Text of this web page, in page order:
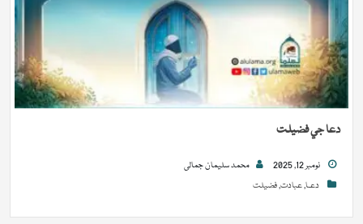
دعا جي فضيلت
نومبر 12, 2025
محمد سلیمان جمالی
دعـا,عبادت,فضيلت